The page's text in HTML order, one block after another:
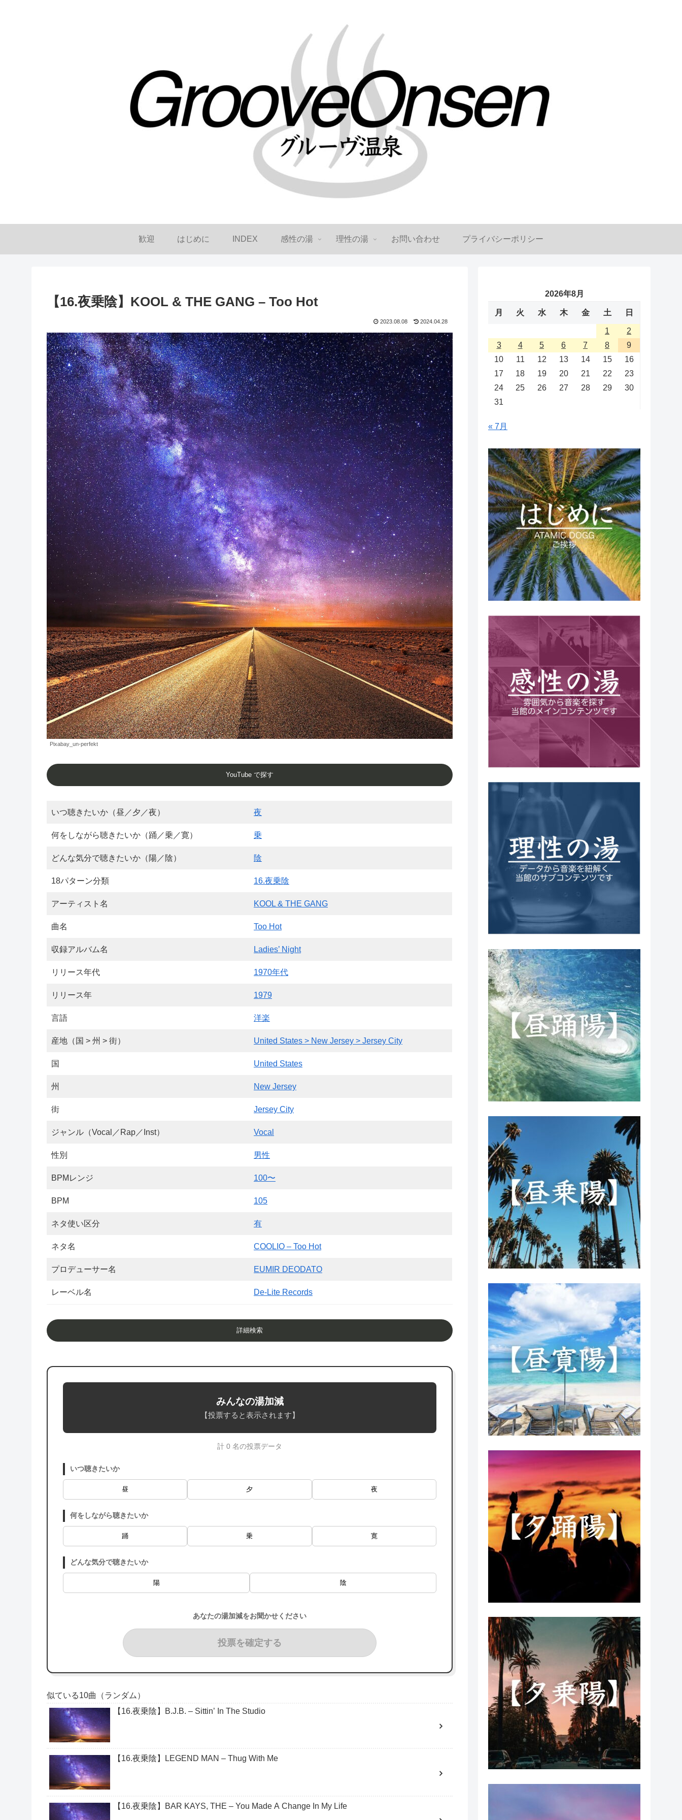
歓迎 はじめに INDEX 感性の湯 理性の湯 お問い合わせ プライバシーポリシー
【16.夜乗陰】KOOL & THE GANG – Too Hot
2023.08.08 2024.04.28
Pixabay_un-perfekt
YouTube で探す
いつ聴きたいか（昼／夕／夜） 夜
何をしながら聴きたいか（踊／乗／寛） 乗
どんな気分で聴きたいか（陽／陰） 陰
18パターン分類 16.夜乗陰
アーティスト名 KOOL & THE GANG
曲名 Too Hot
収録アルバム名 Ladies’ Night
リリース年代 1970年代
リリース年 1979
言語 洋楽
産地（国 > 州 > 街） United States > New Jersey > Jersey City
国 United States
州 New Jersey
街 Jersey City
ジャンル（Vocal／Rap／Inst） Vocal
性別 男性
BPMレンジ 100〜
BPM 105
ネタ使い区分 有
ネタ名 COOLIO – Too Hot
プロデューサー名 EUMIR DEODATO
レーベル名 De-Lite Records
詳細検索
みんなの湯加減
【投票すると表示されます】
計 0 名の投票データ
いつ聴きたいか
昼 夕 夜
何をしながら聴きたいか
踊 乗 寛
どんな気分で聴きたいか
陽 陰
あなたの湯加減をお聞かせください
投票を確定する
似ている10曲（ランダム）
【16.夜乗陰】B.J.B. – Sittin’ In The Studio
【16.夜乗陰】LEGEND MAN – Thug With Me
【16.夜乗陰】BAR KAYS, THE – You Made A Change In My Life
2026年8月
月 火 水 木 金 土 日
1
2
3
4 5 6 7 8
9
10
11 12 13 14 15
16
17
18 19 20 21 22
23
24
25 26 27 28 29
30
31
« 7月